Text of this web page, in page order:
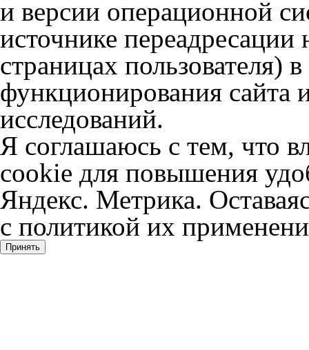
и версии операционной
источнике
страницах пользователя)
функционирования сайта
исследований.
Я соглашаюсь с тем, что
cookie для повышения
Яндекс. Метрика.
с политикой их
Принять